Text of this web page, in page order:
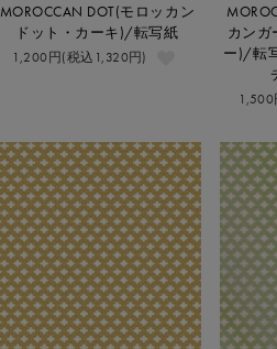
MOROCCAN DOT(モロッカン
ドット・カーキ)/転写紙
1,200円(税込1,320円)
カン
ー)/転